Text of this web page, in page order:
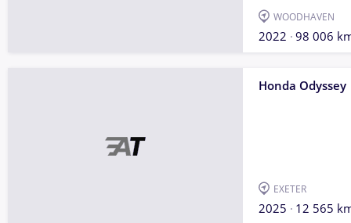
WOODHAVEN
2022 98 006
Honda Odyssey
EXETER
2025 12 565